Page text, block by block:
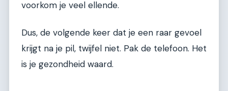
voorkom je veel ellende.
Dus, de volgende keer dat je een raar gevoel
krijgt na je pil, twijfel niet. Pak de telefoon. Het
is je gezondheid waard.